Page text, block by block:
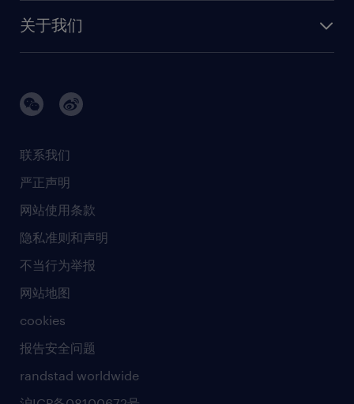
制造业与研发
生命科学
销售、营销与沟通
需求服务
关于我们
璀璨荣耀
任仕达调研报告
联系我们
严正声明
网站使用条款
隐私准则和声明
不当行为举报
网站地图
cookies
报告安全问题
randstad worldwide